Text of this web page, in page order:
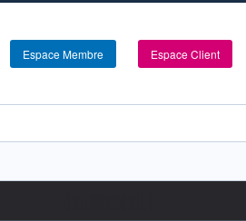
Espace Membre Espace Client